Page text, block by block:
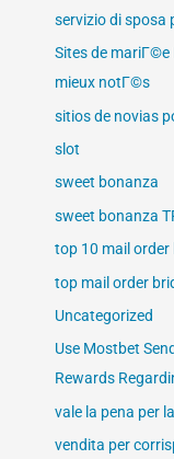
servizio di sposa
Sites de
mieux notГ©s
sitios de novias
slot
sweet bonanza
sweet bonanza
top 10 mail order
top mail order
Uncategorized
Use Mostbet
Rewards
vale la pena per
vendita per